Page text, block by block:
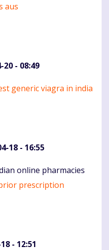
aus
- 08:49
generic viagra in india
18 - 16:55
online pharmacies
prescription
- 12:51